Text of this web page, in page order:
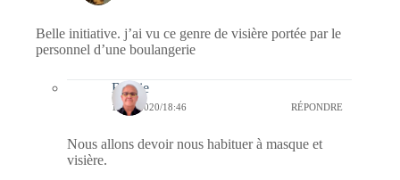
Belle initiative. j’ai vu ce genre de visière portée par le
personnel d’une boulangerie
Bernie
19/04/2020/18:46 RÉPONDRE
Nous allons devoir nous habituer à masque et
visière.